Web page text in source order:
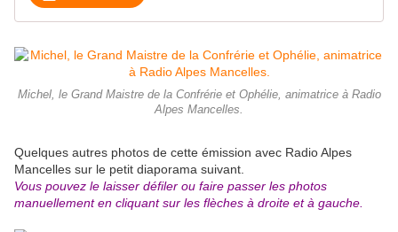
Michel, le Grand Maistre de la Confrérie et Ophélie, animatrice à Radio
Alpes Mancelles.
Quelques autres photos de cette émission avec Radio Alpes
Mancelles sur le petit diaporama suivant.
Vous pouvez le laisser défiler ou faire passer les photos
manuellement en cliquant sur les flèches à droite et à gauche.